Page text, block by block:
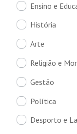
Ensino e
História
Arte
Religião e
Gestão
Política
Desporto e